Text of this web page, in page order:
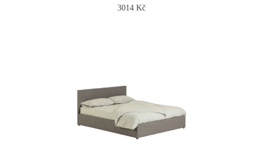
3014 Kč